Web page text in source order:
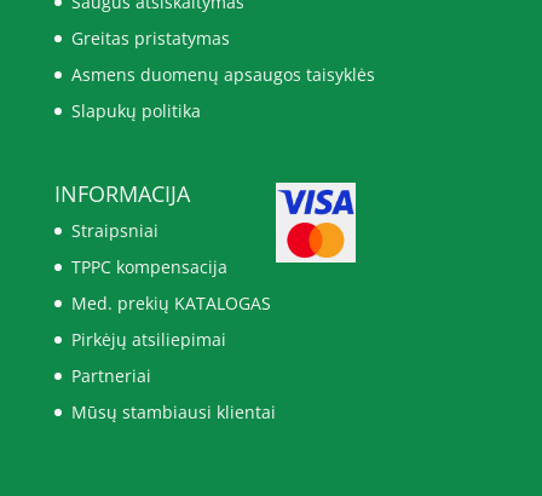
Greitas pristatymas
Asmens duomenų apsaugos taisyklės
Slapukų politika
INFORMACIJA
Straipsniai
TPPC kompensacija
Med. prekių KATALOGAS
Pirkėjų atsiliepimai
Partneriai
Mūsų stambiausi klientai